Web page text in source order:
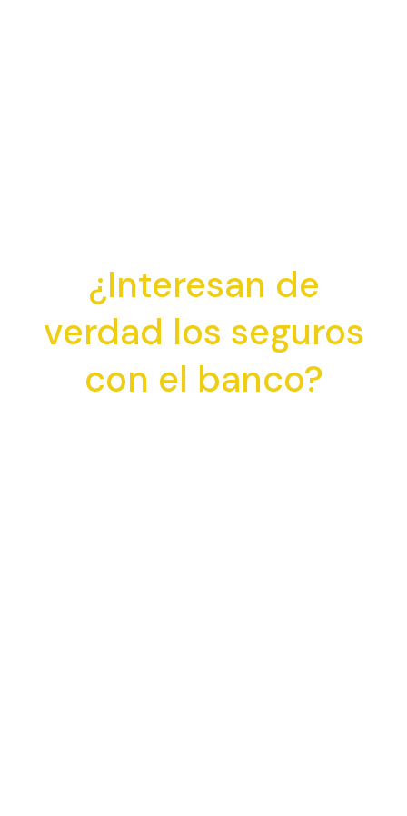
¿Interesan de
verdad los seguros
con el banco?